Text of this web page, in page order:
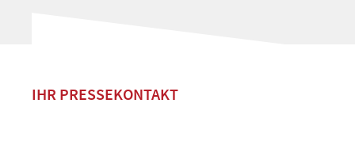
IHR PRESSEKONTAKT